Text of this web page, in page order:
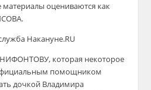
материалы оцениваются как
Накануне.RU
которая некоторое
помощником
дочкой Владимира